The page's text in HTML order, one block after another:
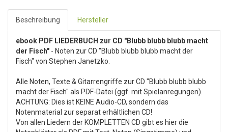
Beschreibung Hersteller
ebook PDF LIEDERBUCH zur CD "Blubb blubb blubb macht
der Fisch" - Noten zur CD "Blubb blubb blubb macht der
Fisch" von Stephen Janetzko.
Alle Noten, Texte & Gitarrengriffe zur CD "Blubb blubb blubb
macht der Fisch" als PDF-Datei (ggf. mit Spielanregungen).
ACHTUNG: Dies ist KEINE Audio-CD, sondern das
Notenmaterial zur separat erhältlichen CD!
Von allen Liedern der KOMPLETTEN CD gibt es hier die